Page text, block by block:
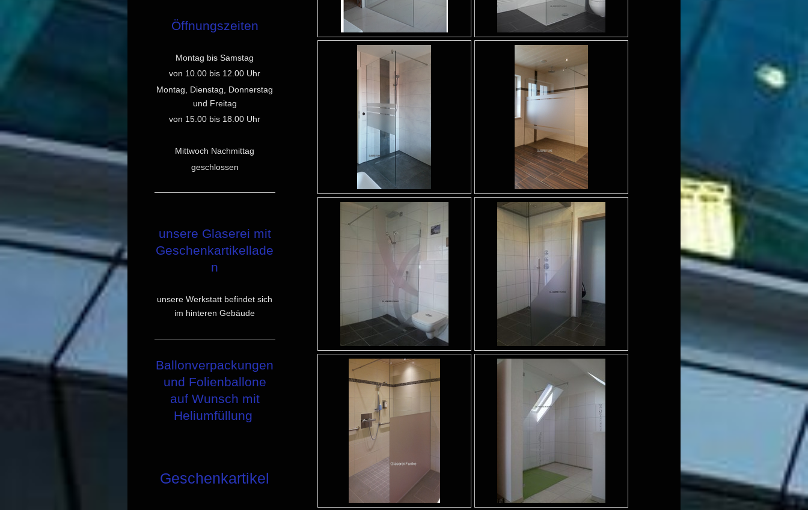
Öffnungszeiten
Montag bis Samstag
von 10.00 bis 12.00 Uhr
Montag, Dienstag, Donnerstag
und Freitag
von 15.00 bis 18.00 Uhr
Mittwoch Nachmittag
geschlossen
unsere Glaserei mit
Geschenkartikellade
n
unsere Werkstatt befindet sich
im hinteren Gebäude
Ballonverpackungen
und Folienballone
auf Wunsch mit
Heliumfüllung
Geschenkartikel